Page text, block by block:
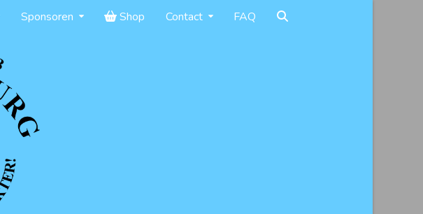
Sponsoren Shop Contact FAQ